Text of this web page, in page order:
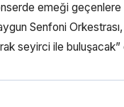
emeği
Senfoni
seyirci ile buluşacak”